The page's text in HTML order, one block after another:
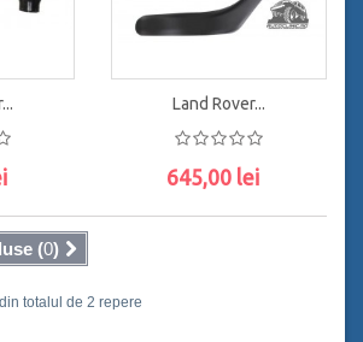
COŞ
Land Rover...
645,00 lei
(0)
totalul de 2 repere